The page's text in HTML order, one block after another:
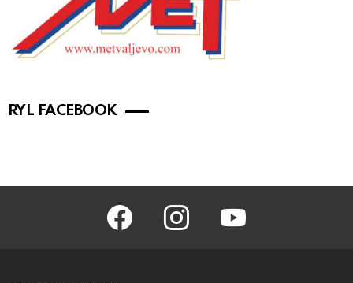
RYL FACEBOOK
facebook instagram